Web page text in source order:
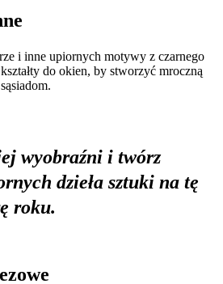
i inne upiornych motywy z czarnego
do okien, by stworzyć mroczną
wyobraźni i twórz
dzieła sztuki na tę
roku.